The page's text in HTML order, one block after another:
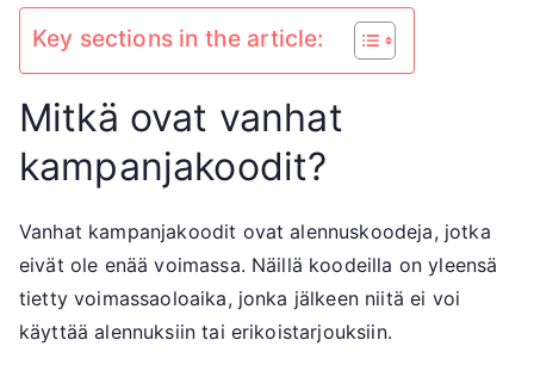
Key sections in the article:
Mitkä ovat vanhat
kampanjakoodit?
Vanhat kampanjakoodit ovat alennuskoodeja, jotka
eivät ole enää voimassa. Näillä koodeilla on yleensä
tietty voimassaoloaika, jonka jälkeen niitä ei voi
käyttää alennuksiin tai erikoistarjouksiin.